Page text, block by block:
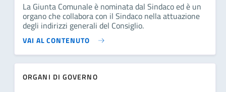
La Giunta Comunale è nominata dal Sindaco ed è un
organo che collabora con il Sindaco nella attuazione
degli indirizzi generali del Consiglio.
VAI AL CONTENUTO
ORGANI DI GOVERNO